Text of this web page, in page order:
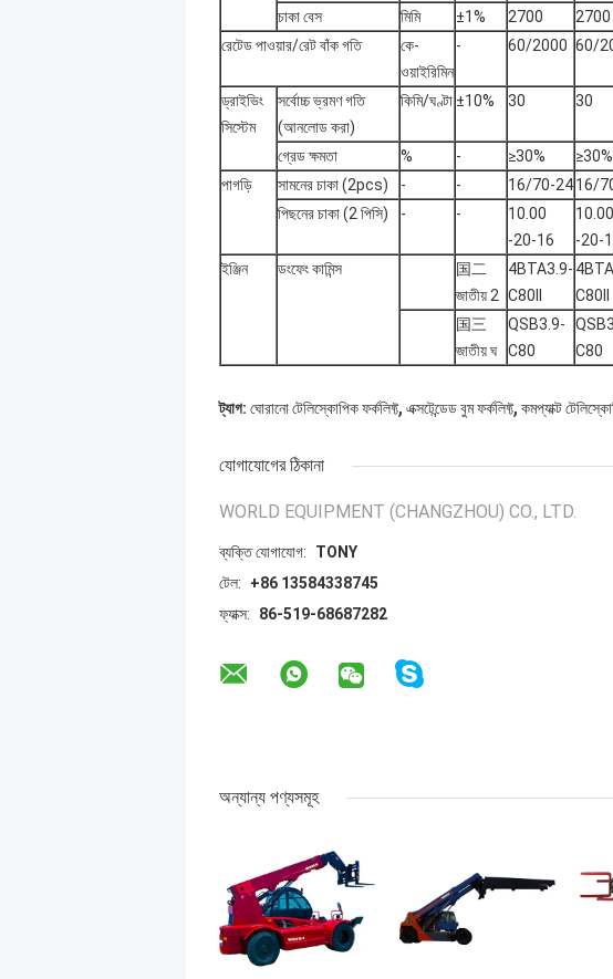
চাকা বেস
মিমি ±1% 2700 2700
রেটেড পাওয়ার/রেট বাঁক গতি
কে-
ওয়াইরিমিন
- 60/2000 60/
ড্রাইভিং
সিস্টেম
সর্বোচ্চ ভ্রমণ গতি
(আনলোড করা)
কিমি/ঘণ্টা ±10% 30 30
গ্রেড ক্ষমতা % - ≥30% ≥30%
পাগড়ি
সামনের চাকা (2pcs) - - 16/70-2416/
পিছনের চাকা (2 পিসি)
- -
10.00
-20-16
10.00
-20-
ইঞ্জিন ডংফেং কামিন্স
国二
জাতীয় 2
4BTA3.9-
C80II
C80II
国三
জাতীয় ঘ
QSB3.9-
C80
C80
ট্যাগ: ঘোরানো টেলিস্কোপিক ফর্কলিফ্ট, এক্সটেন্ডেড বুম ফর্কলিফ্ট, কমপ্যাক্ট
যোগাযোগের ঠিকানা
WORLD EQUIPMENT (CHANGZHOU) CO., LTD.
ব্যক্তি যোগাযোগ:
TONY
টেল:
+86 13584338745
ফ্যাক্স:
86-519-68687282
অন্যান্য পণ্যসমূহ